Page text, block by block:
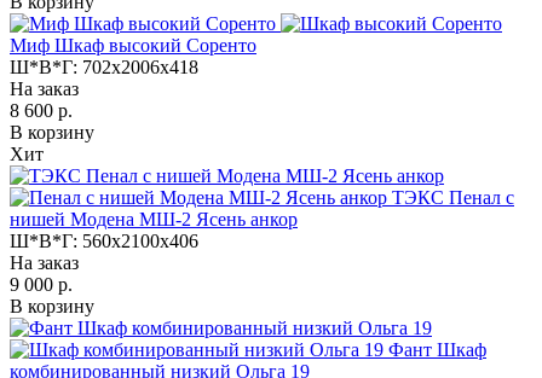
Миф Шкаф высокий Соренто
Ш*В*Г: 702x2006x418
На заказ
8 600 р.
В корзину
Хит
ТЭКС Пенал с
нишей Модена МШ-2 Ясень анкор
Ш*В*Г: 560x2100x406
На заказ
9 000 р.
В корзину
Фант Шкаф
комбинированный низкий Ольга 19